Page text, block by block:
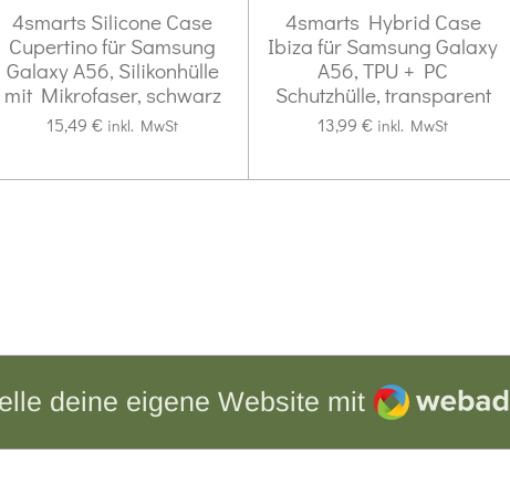
4smarts Silicone Case
Cupertino für Samsung
Galaxy A56, Silikonhülle
mit Mikrofaser, schwarz
15,49 € inkl. MwSt
4smarts Hybrid Case
Ibiza für Samsung Galaxy
A56, TPU + PC
Schutzhülle, transparent
13,99 € inkl. MwSt
deine eigene Website mit Webador